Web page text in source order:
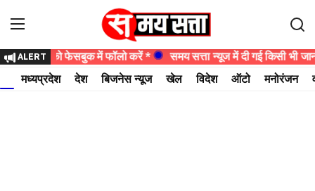
Login Register
ALERT
न्यूज को फेसबुक में फॉलो करें * समय सत्ता न्यूज में दी गई किसी भी
मध्यप्रदेश देश बिजनेस न्यूज खेल विदेश ऑटो मनोरंजन